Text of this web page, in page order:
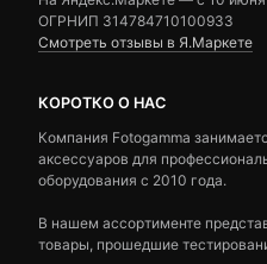
ОГРНИП 314784710100933
Смотреть отзывы в Я.Маркете
КОРОТКО О НАС
Компания Fotogamma
аксессуаров для
оборудования с 2010 года.
В нашем ассортименте
товары, прошедшие